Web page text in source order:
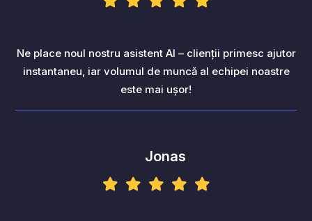
Ne place noul nostru asistent AI – clienții primesc ajutor
instantaneu, iar volumul de muncă al echipei noastre
este mai ușor!
Jonas